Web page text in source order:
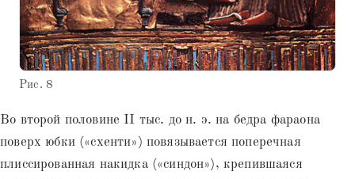
Рис. 8
Во второй половине II тыс. до н. э. на бедра фараона
поверх юбки («схенти») повязывается поперечная
плиссированная накидка («синдон»), крепившаяся